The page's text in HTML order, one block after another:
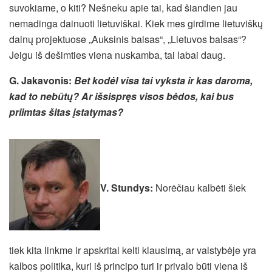
suvokiame, o kiti? Nešneku apie tai, kad šiandien jau
nemadinga dainuoti lietuviškai. Kiek mes girdime lietuviškų
dainų projektuose „Auksinis balsas“, „Lietuvos balsas“?
Jeigu iš dešimties viena nuskamba, tai labai daug.
G. Jakavonis: Bet kodėl visa tai vyksta ir kas daroma,
kad to nebūtų? Ar išsispręs visos bėdos, kai bus
priimtas šitas įstatymas?
V. Stundys: Norėčiau kalbėti šiek
tiek kita linkme ir apskritai kelti klausimą, ar valstybėje yra
kalbos politika, kuri iš principo turi ir privalo būti viena iš